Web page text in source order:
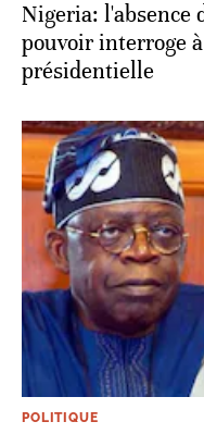
Nigeria: l'absence
pouvoir interroge
présidentielle
POLITIQUE